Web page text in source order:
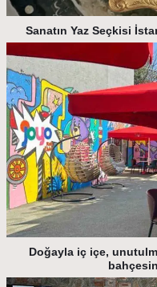
Sanatın Yaz Seçkisi
Doğayla iç içe,